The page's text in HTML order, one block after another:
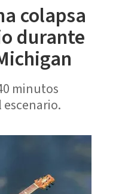
colapsa
durante
minutos